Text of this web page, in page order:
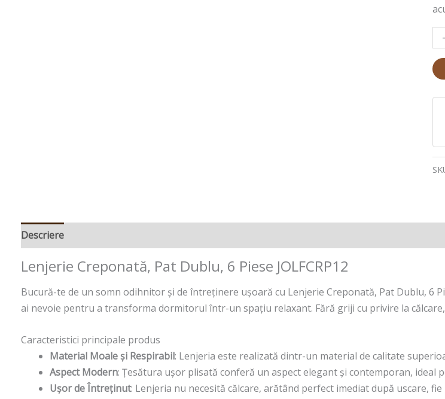
-
Descriere
Lenjerie Creponată, Pat Dublu, 6 Piese JOLFCRP12
Bucură-te de un somn odihnitor și de întreținere ușoară cu Lenjerie Creponată, Pat Dublu, 6
ai nevoie pentru a transforma dormitorul într-un spațiu relaxant. Fără griji cu privire la
Caracteristici principale produs
Material Moale și Respirabil: Lenjeria este realizată dintr-un material de calitate
Aspect Modern: Țesătura ușor plisată conferă un aspect elegant și contemporan, ideal
Ușor de Întreținut: Lenjeria nu necesită călcare, arătând perfect imediat după uscare,